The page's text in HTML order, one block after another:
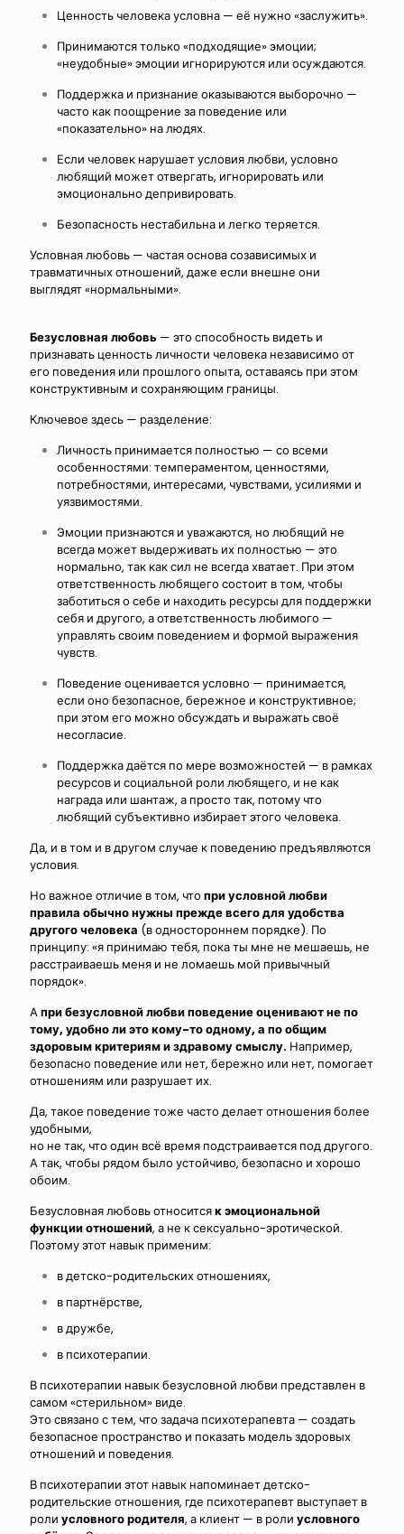
Ценность человека условна — её нужно «заслужить».
Принимаются только «подходящие» эмоции;
«неудобные» эмоции игнорируются или осуждаются.
Поддержка и признание оказываются выборочно —
часто как поощрение за поведение или
«показательно» на людях.
Если человек нарушает условия любви, условно
любящий может отвергать, игнорировать или
эмоционально депривировать.
Безопасность нестабильна и легко теряется.
Условная любовь — частая основа созависимых и
травматичных отношений, даже если внешне они
выглядят «нормальными».
Безусловная любовь — это способность видеть и
признавать ценность личности человека независимо от
его поведения или прошлого опыта, оставаясь при этом
конструктивным и сохраняющим границы.
Ключевое здесь — разделение:
Личность принимается полностью — со всеми
особенностями: темпераментом, ценностями,
потребностями, интересами, чувствами, усилиями и
уязвимостями.
Эмоции признаются и уважаются, но любящий не
всегда может выдерживать их полностью — это
нормально, так как сил не всегда хватает. При этом
ответственность любящего состоит в том, чтобы
заботиться о себе и находить ресурсы для поддержки
себя и другого, а ответственность любимого —
управлять своим поведением и формой выражения
чувств.
Поведение оценивается условно — принимается,
если оно безопасное, бережное и конструктивное;
при этом его можно обсуждать и выражать своё
несогласие.
Поддержка даётся по мере возможностей — в рамках
ресурсов и социальной роли любящего, и не как
награда или шантаж, а просто так, потому что
любящий субъективно избирает этого человека.
Да, и в том и в другом случае к поведению предъявляются
условия.
Но важное отличие в том, что при условной любви
правила обычно нужны прежде всего для удобства
другого человека (в одностороннем порядке). По
принципу: «я принимаю тебя, пока ты мне не мешаешь, не
расстраиваешь меня и не ломаешь мой привычный
порядок».
Апри безусловной любви поведение оценивают не по
тому, удобно ли это кому-то одному, а по общим
здоровым критериям и здравому смыслу. Например,
безопасно поведение или нет, бережно или нет, помогает
отношениям или разрушает их.
Да, такое поведение тоже часто делает отношения более
удобными,
но не так, что один всё время подстраивается под другого.
А так, чтобы рядом было устойчиво, безопасно и хорошо
обоим.
Безусловная любовь относитсяк эмоциональной
функции отношений, а не к сексуально-эротической.
Поэтому этот навык применим:
в детско-родительских отношениях,
в партнёрстве,
в дружбе,
в психотерапии.
В психотерапии навык безусловной любви представлен в
самом «стерильном» виде.
Это связано с тем, что задача психотерапевта — создать
безопасное пространство и показать модель здоровых
отношений и поведения.
В психотерапии этот навык напоминает детско-
родительские отношения, где психотерапевт выступает в
роли условного родителя, а клиент — в роли условного